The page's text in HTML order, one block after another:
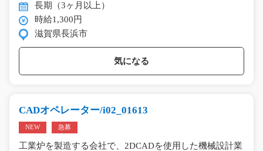
長期（3ヶ月以上）
時給1,300円
滋賀県長浜市
気になる
CADオペレーター/i02_01613
NEW 急募
工業炉を製造する会社で、2DCADを使用した機械設計業